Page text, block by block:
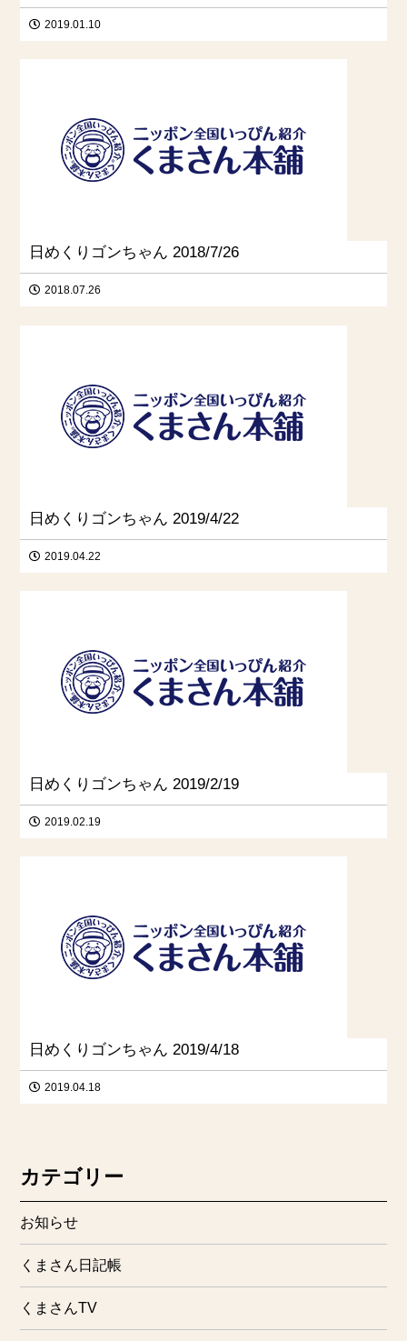
2019.01.10
日めくりゴンちゃん 2018/7/26
2018.07.26
日めくりゴンちゃん 2019/4/22
2019.04.22
日めくりゴンちゃん 2019/2/19
2019.02.19
日めくりゴンちゃん 2019/4/18
2019.04.18
カテゴリー
お知らせ
くまさん日記帳
くまさんTV